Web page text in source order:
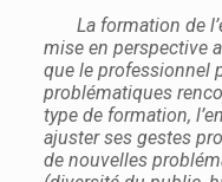
La formation de
mise en perspective
que le professionnel
problématiques
type de formation,
ajuster ses gestes
de nouvelles